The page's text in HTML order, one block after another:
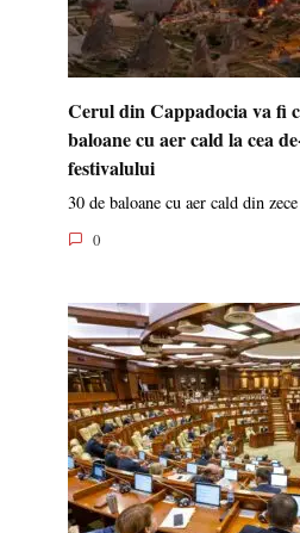
Cerul din Cappadocia va fi
baloane cu aer cald la cea
festivalului
30 de baloane cu aer cald din
0